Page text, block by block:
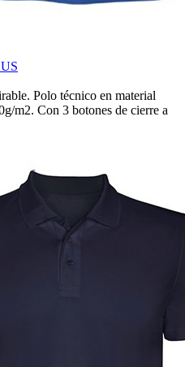
Polo técnico en material
m2. Con 3 botones de cierre a